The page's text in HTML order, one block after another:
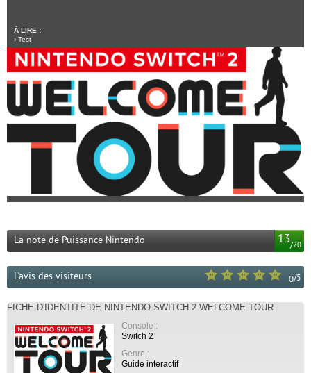
À LIRE :
› Test
13/20
La note de Puissance Nintendo
0/5
L'avis des visiteurs
FICHE D'IDENTITÉ DE NINTENDO SWITCH 2 WELCOME TOUR
Console :
Switch 2
Genre :
Guide interactif